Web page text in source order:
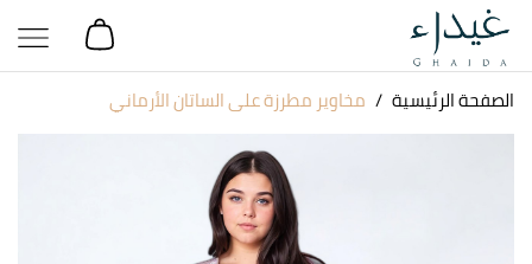
الصفحة الرئيسية مخاوير مطرزة على الساتان الأرماني